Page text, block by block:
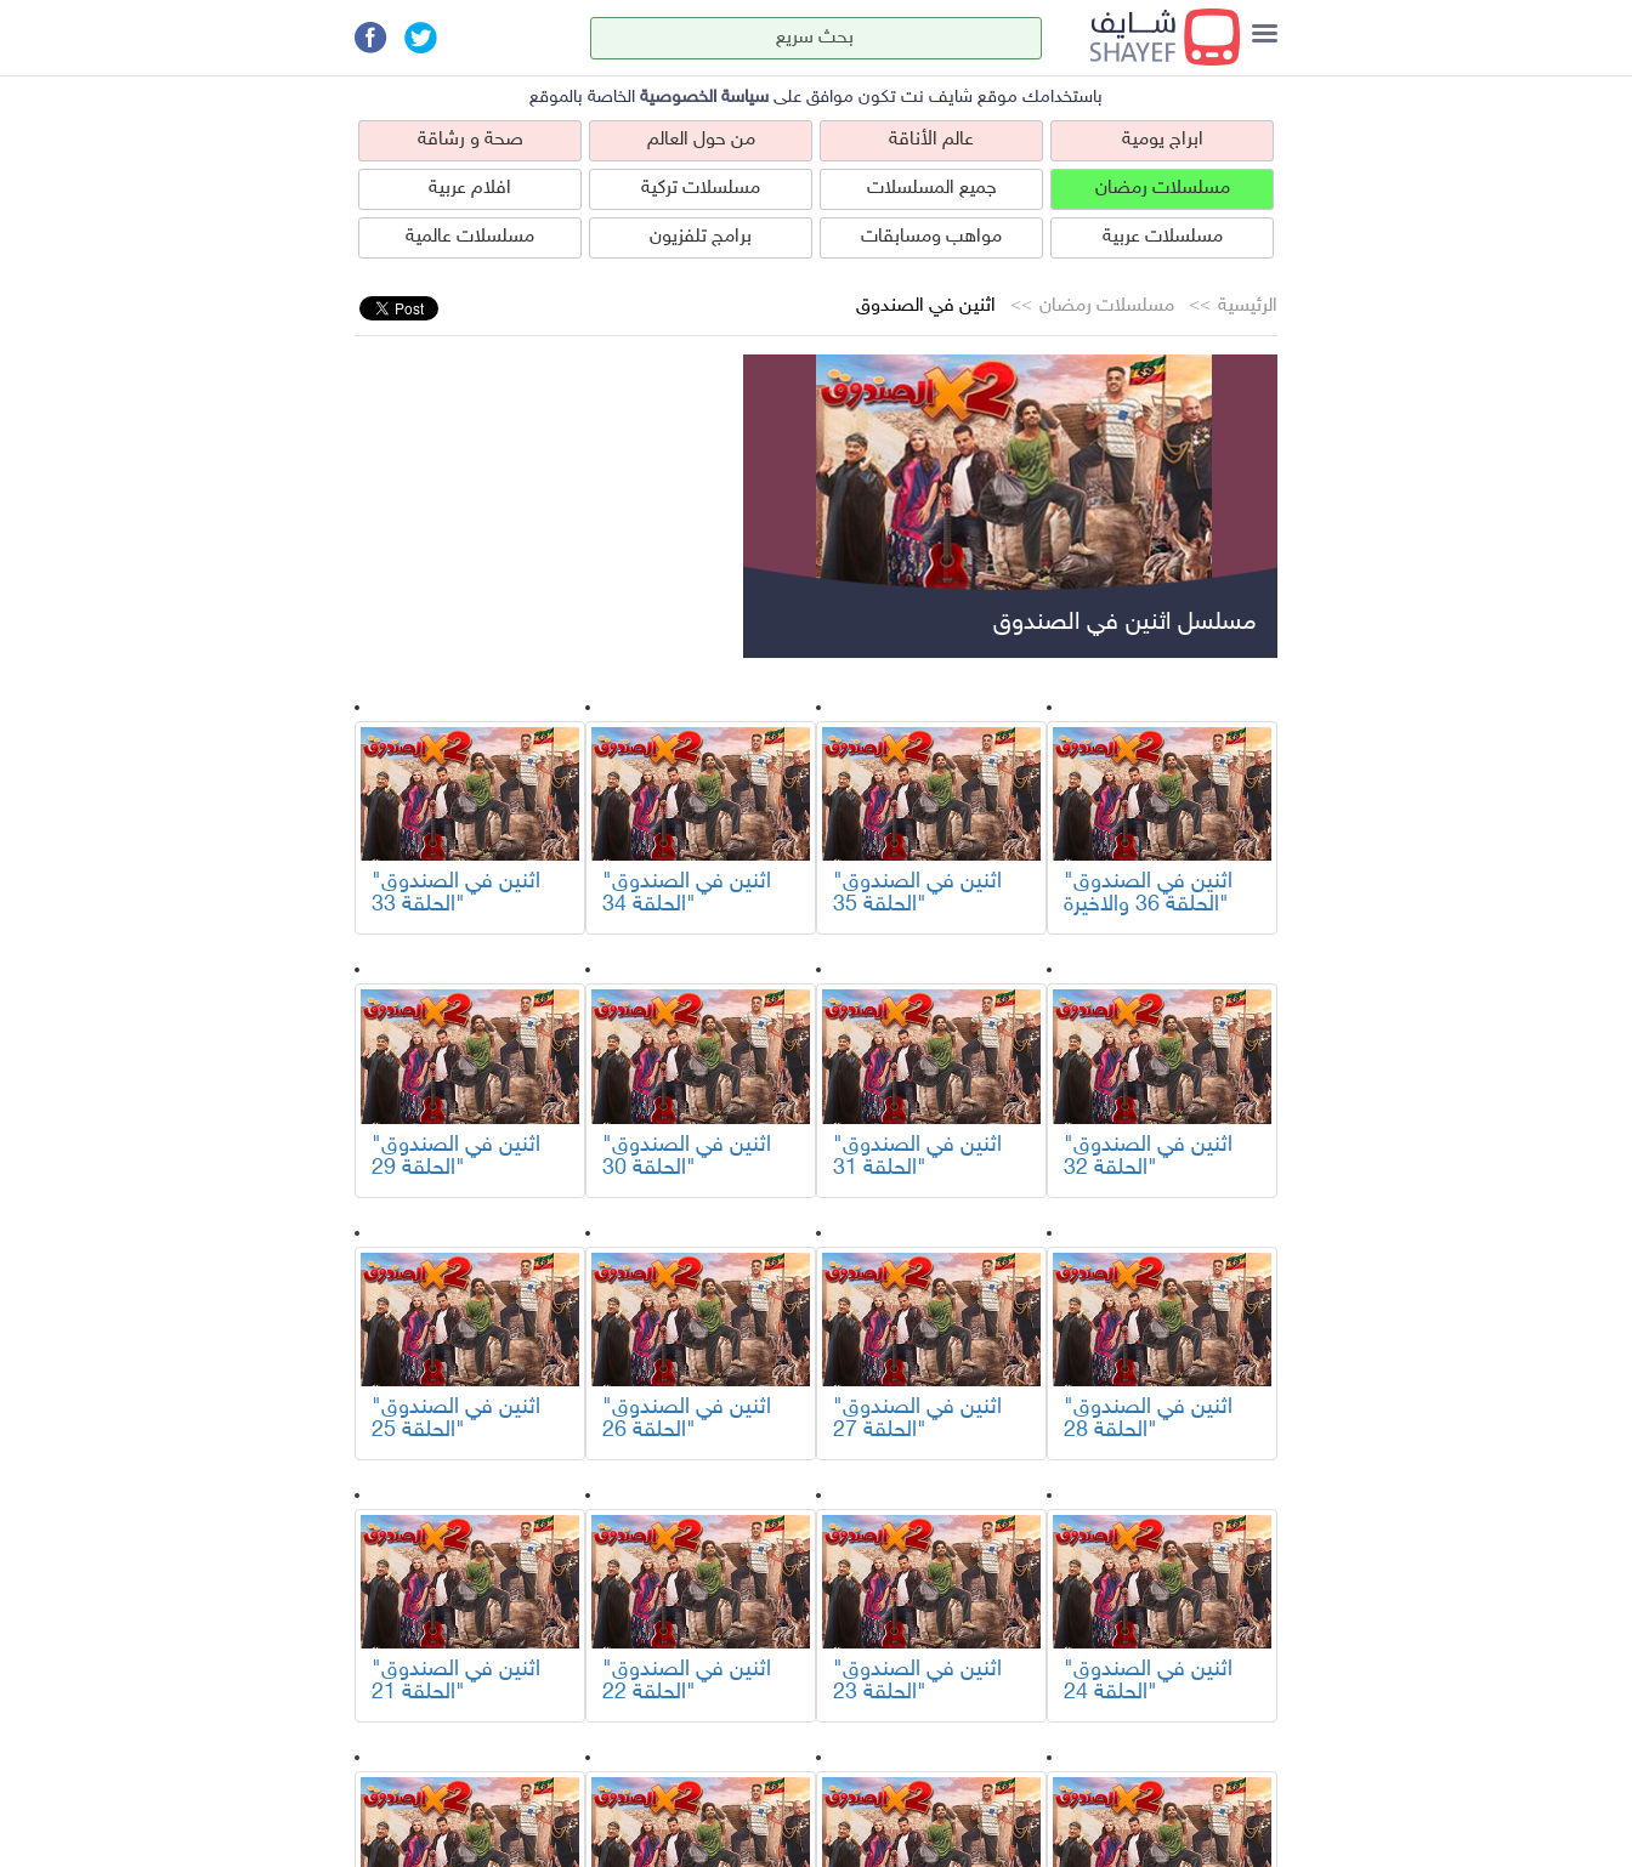
ابراج يومية عالم الأناقة
جميع المسلسلات مسلسلات عربية مسلسلات تركية
مسلسلات عالمية مواهب ومسابقات برامج تلفزيون افلام عربية
باستخدامك موقع شايف نت تكون موافق على سياسة الخصوصية الخاصة بالموقع
ابراج يومية عالم الأناقة من حول العالم صحة و رشاقة
مسلسلات رمضان جميع المسلسلات مسلسلات تركية افلام عربية
مسلسلات عربية مواهب ومسابقات برامج تلفزيون مسلسلات عالمية
الرئيسية مسلسلات رمضان اثنين في الصندوق
مسلسل اثنين في الصندوق
"اثنين في الصندوق
الحلقة 36 والاخيرة"
"اثنين في الصندوق
الحلقة 35"
"اثنين في الصندوق
الحلقة 34"
"اثنين في الصندوق
الحلقة 33"
"اثنين في الصندوق
الحلقة 32"
"اثنين في الصندوق
الحلقة 31"
"اثنين في الصندوق
الحلقة 30"
"اثنين في الصندوق
الحلقة 29"
"اثنين في الصندوق
الحلقة 28"
"اثنين في الصندوق
الحلقة 27"
"اثنين في الصندوق
الحلقة 26"
"اثنين في الصندوق
الحلقة 25"
"اثنين في الصندوق
الحلقة 24"
"اثنين في الصندوق
الحلقة 23"
"اثنين في الصندوق
الحلقة 22"
"اثنين في الصندوق
الحلقة 21"